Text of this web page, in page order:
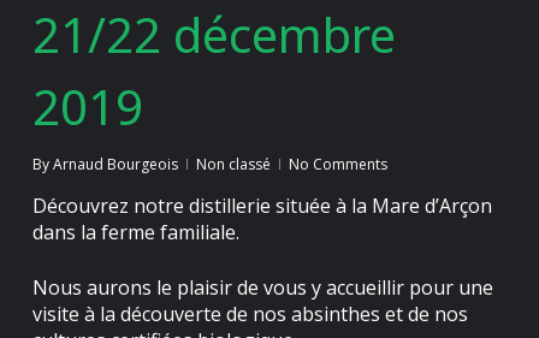
21/22 décembre
2019
ByArnaud Bourgeois Non classé No Comments
Découvrez notre distillerie située à la Mare d’Arçon
dans la ferme familiale.
Nous aurons le plaisir de vous y accueillir pour une
visite à la découverte de nos absinthes et de nos